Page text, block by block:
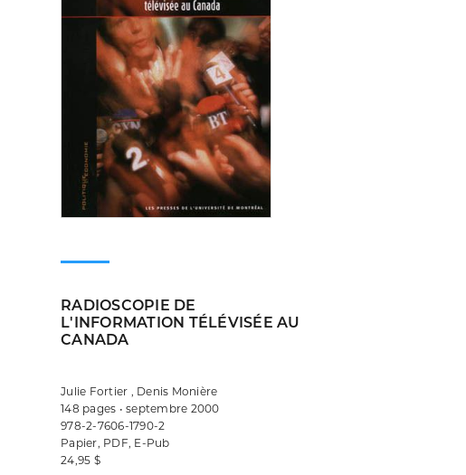
RADIOSCOPIE DE
L'INFORMATION TÉLÉVISÉE AU
CANADA
Julie Fortier , Denis Monière
148 pages • septembre 2000
978-2-7606-1790-2
Papier, PDF, E-Pub
24,95 $